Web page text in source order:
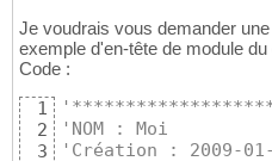
Je voudrais vous demander
exemple d'en-tête de module du
Code :
1
2
3
'NOM : Moi
'Création : 2009-